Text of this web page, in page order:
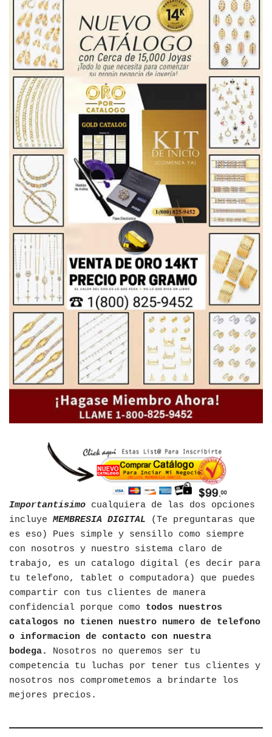
Importantisimo cualquiera de las dos opciones
incluye MEMBRESIA DIGITAL (Te preguntaras que
es eso) Pues simple y sensillo como siempre
con nosotros y nuestro sistema claro de
trabajo, es un catalogo digital (es decir para
tu telefono, tablet o computadora) que puedes
compartir con tus clientes de manera
confidencial porque como todos nuestros
catalogos no tienen nuestro numero de telefono
o informacion de contacto con nuestra
bodega. Nosotros no queremos ser tu
competencia tu luchas por tener tus clientes y
nosotros nos comprometemos a brindarte los
mejores precios.